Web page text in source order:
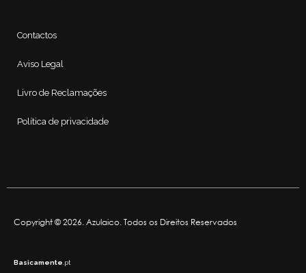
Contactos
Aviso Legal
Livro de Reclamações
Política de privacidade
Copyright © 2026. Azulaico. Todos os Direitos Reservados
Basicamente .pt